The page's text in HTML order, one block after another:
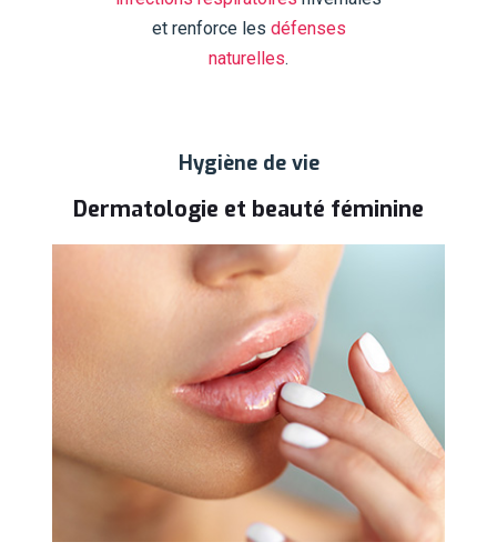
et renforce les défenses
naturelles.
Hygiène de vie
Dermatologie et beauté féminine